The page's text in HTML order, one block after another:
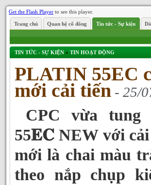
Get the Flash Player to see this player.
Trang chủ Quan hệ cổ đông Tin tức - Sự kiện
TIN TỨC - SỰ KIỆN » TIN HOẠT ĐỘNG
PLATIN 55EC
mới cải tiến - 25/
CPC vừa
55𝐄𝐂 NEW với
mới là chai màu
theo nắp chụp